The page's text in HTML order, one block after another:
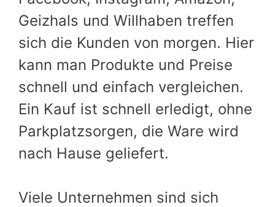
Geizhals und Willhaben treffen
sich die Kunden von morgen. Hier
kann man Produkte und Preise
schnell und einfach vergleichen.
Ein Kauf ist schnell erledigt, ohne
Parkplatzsorgen, die Ware wird
nach Hause geliefert.
Viele Unternehmen sind sich